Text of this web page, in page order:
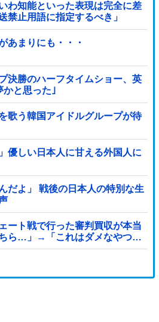
わ知能といった表現は完全に差
禁止用語に指定するべき」
あまりにも・・・
決勝のハーフタイムショー、英
と思った｣
歌う韓国アイドルグループが待
優しい日本人に甘える外国人に
だよ」 戦後の日本人の特別な生
ート戦で行った審判買収が本当
ら…」→「これはダメなやつ…
応